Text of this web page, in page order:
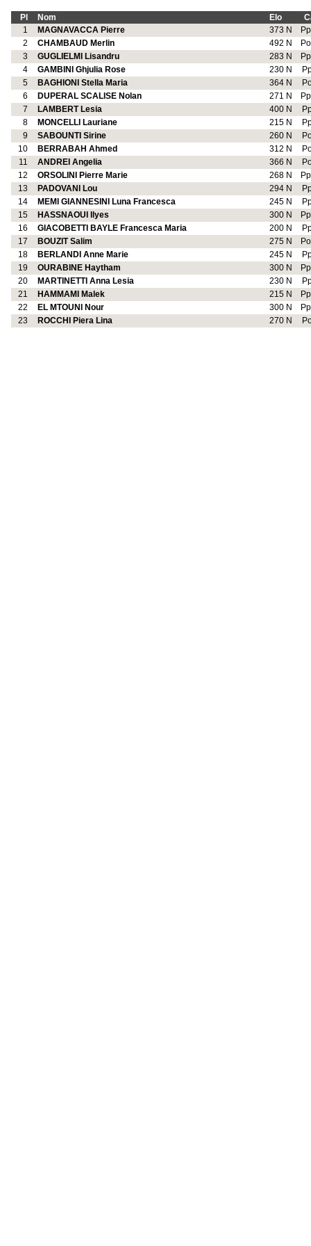
Pl Nom Elo
1
MAGNAVACCA Pierre 373 N
2
CHAMBAUD Merlin 492 N
3
GUGLIELMI Lisandru 283 N
4
GAMBINI Ghjulia Rose 230 N
5
BAGHIONI Stella Maria 364 N
6
DUPERAL SCALISE Nolan 271 N
7
LAMBERT Lesia 400 N
8
MONCELLI Lauriane 215 N
9
SABOUNTI Sirine 260 N
10
BERRABAH Ahmed 312 N
11
ANDREI Angelia 366 N
12
ORSOLINI Pierre Marie 268 N
13
PADOVANI Lou 294 N
14
MEMI GIANNESINI Luna Francesca 245 N
15
HASSNAOUI Ilyes 300 N
16
GIACOBETTI BAYLE Francesca Maria 200 N
17
BOUZIT Salim 275 N
18
BERLANDI Anne Marie 245 N
19
OURABINE Haytham 300 N
20
MARTINETTI Anna Lesia 230 N
21
HAMMAMI Malek 215 N
22
EL MTOUNI Nour 300 N
23
ROCCHI Piera Lina 270 N